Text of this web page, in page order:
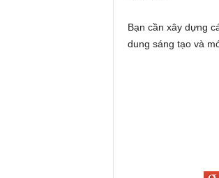
Bạn cần xây dựng
dung sáng tạo và